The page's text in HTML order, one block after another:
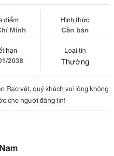
điểm
Minh
Hình thức
Cần bán
hạn
2038
Loại tin
Thường
Rao vặt, quý khách vui lòng không
cho người đăng tin!